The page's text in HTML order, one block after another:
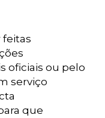
feitas
oficiais ou pelo
serviço
que